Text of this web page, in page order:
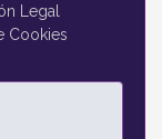
Legal
Cookies